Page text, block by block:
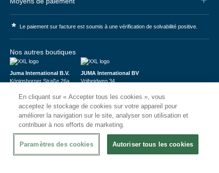
* Le paiement sur facture est soumis à une vérification de solvabilité positive.
Nos autres boutiques
Juma International B.V.
Königsborner Straße 26a
USt-ID: DE321159873
Handelsregister: 58573909
JUMA International BV
Vrijheidweg 34
BTW: NL853095048B01
K.V.K.: 58573909
En cliquant sur « Accepter tous les cookies », vous
acceptez le stockage de cookies sur votre appareil pour
améliorer la navigation sur le site, analyser son utilisation et
contribuer à nos efforts de marketing.
Paramètres des cookies Autoriser tous les cookies